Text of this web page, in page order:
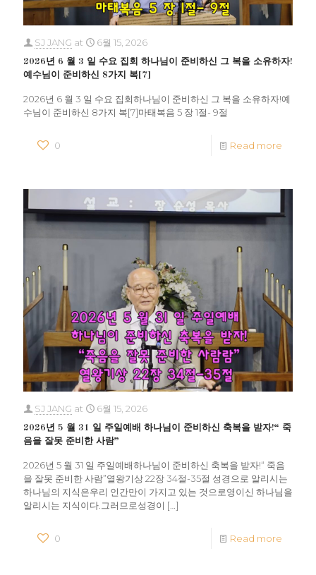
SJ JANG at 6월 15, 2026
2026년 6 월 3 일 수요 집회 하나님이 준비하신 그 복을 소유하자!
예수님이 준비하신 8가지 복[7]
2026년 6 월 3 일 수요 집회하나님이 준비하신 그 복을 소유하자!예
수님이 준비하신 8가지 복[7]마태복음 5 장 1절- 9절
0 Read more
SJ JANG at 6월 15, 2026
2026년 5 월 31 일 주일예배 하나님이 준비하신 축복을 받자!“ 죽
음을 잘못 준비한 사람”
2026년 5 월 31 일 주일예배하나님이 준비하신 축복을 받자!“ 죽음
을 잘못 준비한 사람”열왕기상 22장 34절-35절 성경으로 알리시는
하나님의 지식은우리 인간만이 가지고 있는 것으로영이신 하나님을
알리시는 지식이다.그러므로성경이 […]
0 Read more